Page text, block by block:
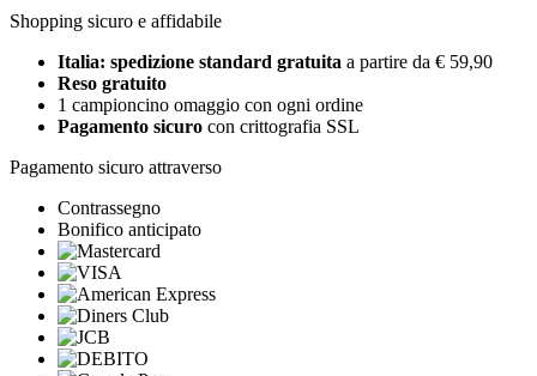
Shopping sicuro e affidabile
Italia: spedizione standard gratuita a partire da € 59,90
Reso gratuito
1 campioncino omaggio con ogni ordine
Pagamento sicuro con crittografia SSL
Pagamento sicuro attraverso
Contrassegno
Bonifico anticipato